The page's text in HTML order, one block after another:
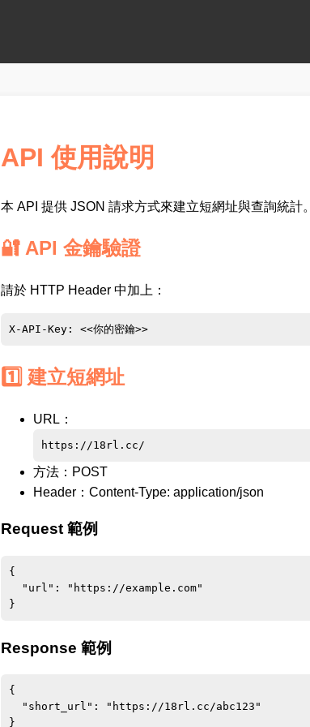
API 使用說明
本 API 提供 JSON 請求方式來建立短網址與查詢統計。
🔐 API 金鑰驗證
請於 HTTP Header 中加上：
X-API-Key: <<你的密鑰>>
1️⃣ 建立短網址
URL：
https://18rl.cc/
方法：POST
Header：Content-Type: application/json
Request 範例
{
}
Response 範例
{
}